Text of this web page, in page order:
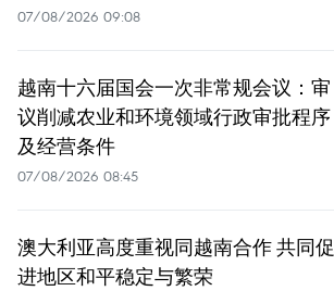
07/08/2026 09:08
越南十六届国会一次非常规会议：审
议削减农业和环境领域行政审批程序
及经营条件
07/08/2026 08:45
澳大利亚高度重视同越南合作 共同促
进地区和平稳定与繁荣